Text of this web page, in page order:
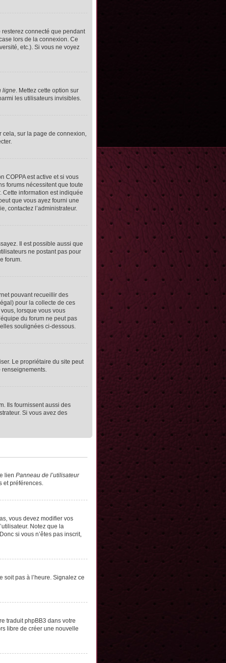
connecté que pendant
lors de la connexion. Ce
etc.). Si vous ne voyez
ligne. Mettez cette option sur
les utilisateurs invisibles.
cela, sur la page de connexion,
COPPA est active et si vous
forums nécessitent que toute
Cette information est indiquée
que vous ayez fourni une
contactez l’administrateur.
Il est possible aussi que
ne postant pas pour
forum.
pouvant recueillir des
pour la collecte de ces
lorsque vous vous
du forum ne peut pas
soulignées ci-dessous.
Le propriétaire du site peut
renseignements.
Ils fournissent aussi des
Si vous avez des
lien Panneau de l’utilisateur
et préférences.
vous devez modifier vos
Notez que la
si vous n’êtes pas inscrit,
soit pas à l’heure. Signalez ce
traduit phpBB3 dans votre
libre de créer une nouvelle